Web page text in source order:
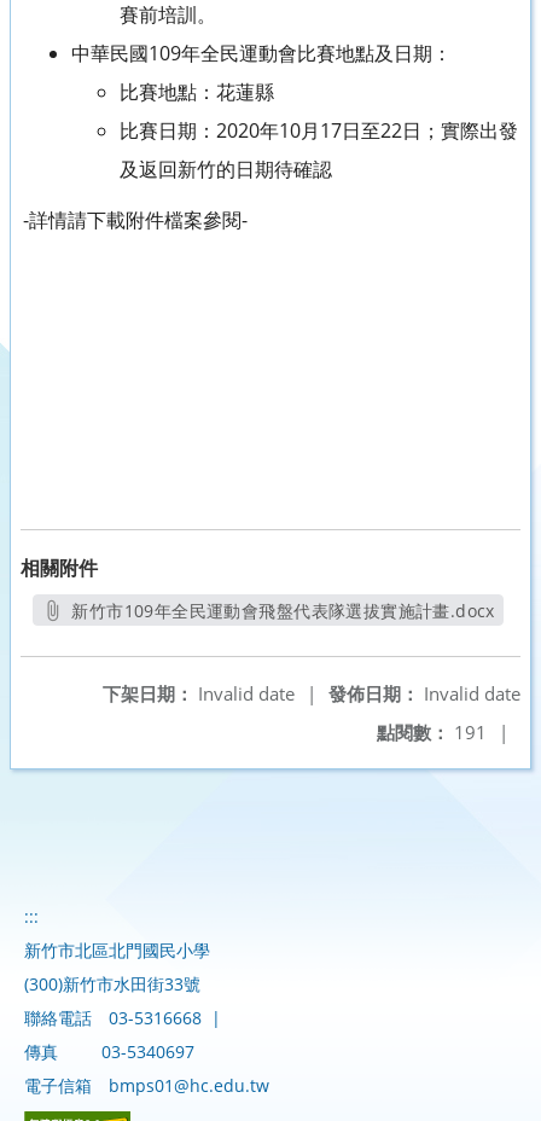
賽前培訓。
中華民國109年全民運動會比賽地點及日期：
比賽地點：花蓮縣
比賽日期：2020年10月17日至22日；實際出發
及返回新竹的日期待確認
-詳情請下載附件檔案參閱-
相關附件
新竹市109年全民運動會飛盤代表隊選拔實施計畫.docx
發佈日期： Invalid date
下架日期： Invalid date
|
點閱數： 191 |
:::
新竹市北區北門國民小學
(300)新竹市水田街33號
聯絡電話
03-5316668 |
傳真
03-5340697
電子信箱
bmps01@hc.edu.tw